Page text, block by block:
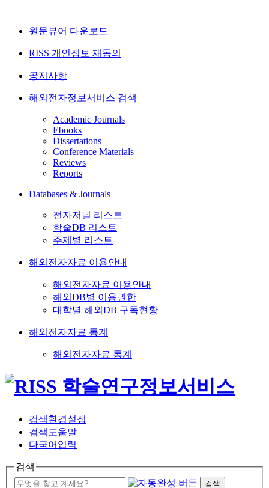
원문뷰어 다운로드
RISS 개인정보 재동의
공지사항
해외전자정보서비스 검색
Academic Journals
Ebooks
Dissertations
Conference Materials
Reviews
Reports
Databases & Journals
전자저널 리스트
학술DB 리스트
주제별 리스트
해외전자자료 이용안내
해외전자자료 이용안내
해외DB별 이용권한
대학별 해외DB 구독현황
해외전자자료 통계
해외전자자료 통계
검색환경설정
검색도움말
다국어입력
검색
검색